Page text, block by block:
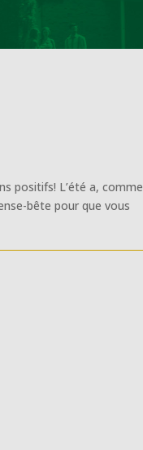
positifs! L’été a, comme
bête pour que vous